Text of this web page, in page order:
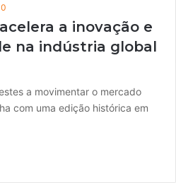
a inovação e
na indústria global
a movimentar o mercado
com uma edição histórica em